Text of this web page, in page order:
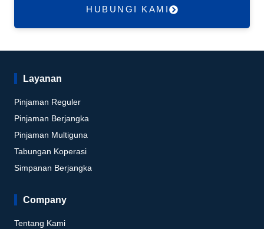
HUBUNGI KAMI
Layanan
Pinjaman Reguler
Pinjaman Berjangka
Pinjaman Multiguna
Tabungan Koperasi
Simpanan Berjangka
Company
Tentang Kami